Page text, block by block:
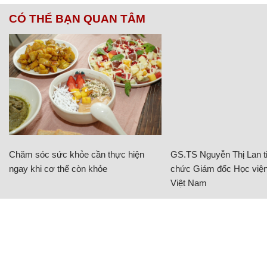
CÓ THỂ BẠN QUAN TÂM
Chăm sóc sức khỏe cần thực hiện
ngay khi cơ thể còn khỏe
GS.TS Nguyễn Thị Lan
chức Giám đốc Học
Việt Nam